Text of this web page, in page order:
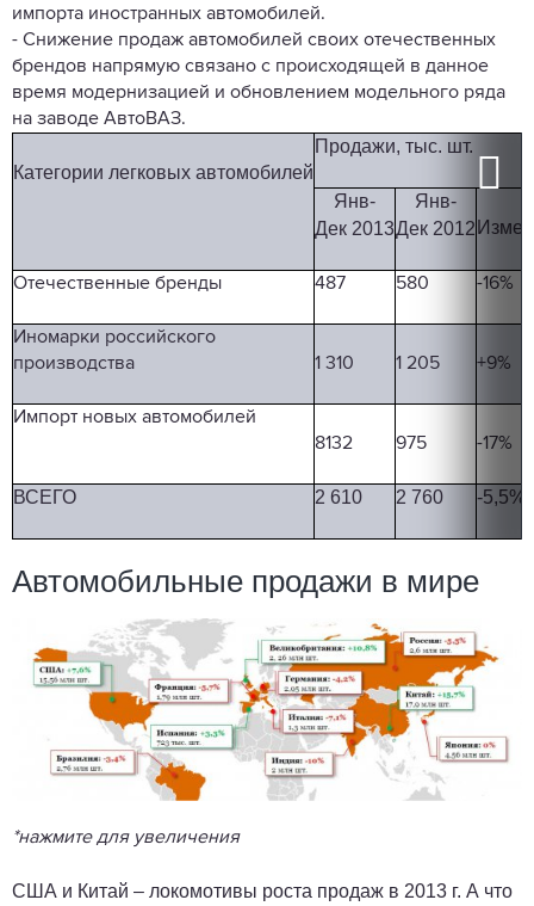
импорта иностранных автомобилей.
- Снижение продаж автомобилей своих отечественных
брендов напрямую связано с происходящей в данное
время модернизацией и обновлением модельного ряда
на заводе АвтоВАЗ.
Категории легковых автомобилей
П родажи, тыс. шт.
Я нв-
Дек 2013
Я нв-
Дек 2012 И
Отечественные бренды 487 580 -16%
Иномарки российского
производства
1 310 1 205 +9%
Импорт новых автомобилей
8132
975 -17%
ВСЕГО 2 610 2 760 -5,5%
Автомобильные продажи в мире
*нажмите для увеличения
США и Китай – локомотивы роста продаж в 2013 г. А что